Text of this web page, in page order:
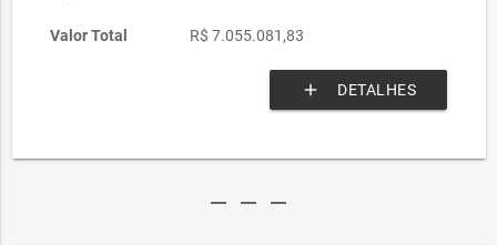
Valor Total R$ 7.055.081,83
add DETALHES
remove remove remove